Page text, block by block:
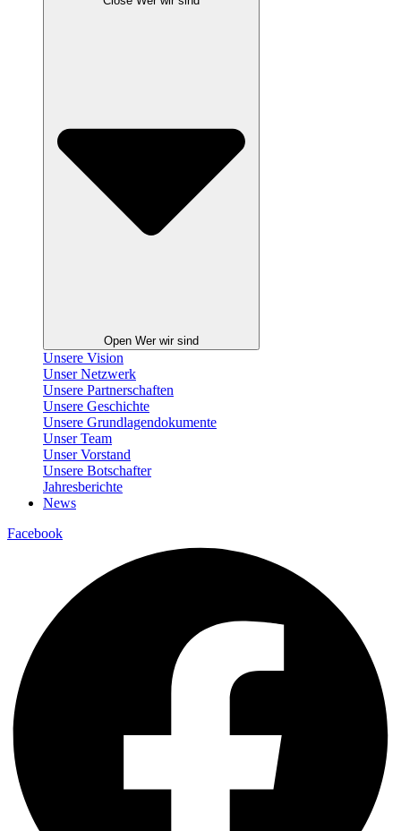
Open Wer wir sind
Unsere Vision
Unser Netzwerk
Unsere Partnerschaften
Unsere Geschichte
Unsere Grundlagendokumente
Unser Team
Unser Vorstand
Unsere Botschafter
Jahresberichte
News
Facebook